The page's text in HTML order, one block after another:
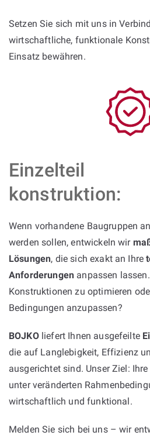
Setzen Sie sich mit uns in
wirtschaftliche, funktionale
Einsatz bewähren.
Einzelteil
konstruktion:
Wenn vorhandene Baugruppen
werden sollen, entwickeln wir
Lösungen, die sich exakt an Ihre
Anforderungen anpassen
Konstruktionen zu optimieren
Bedingungen anzupassen?
BOJKOliefert Ihnen ausgefeilte
die auf Langlebigkeit, Effizienz
ausgerichtet sind. Unser Ziel:
unter veränderten
wirtschaftlich und funktional.
Melden Sie sich bei uns – wir